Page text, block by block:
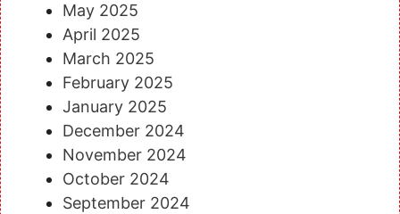
May 2025
April 2025
March 2025
February 2025
January 2025
December 2024
November 2024
October 2024
September 2024